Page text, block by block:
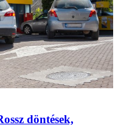
döntések,